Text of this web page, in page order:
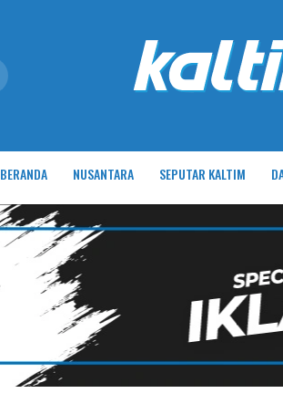
BERANDA NUSANTARA SEPUTAR KALTIM